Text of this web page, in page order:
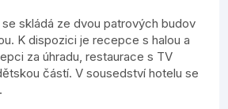
skládá ze dvou patrových budov
K dispozici je recepce s halou a
za úhradu, restaurace s TV
částí. V sousedství hotelu se